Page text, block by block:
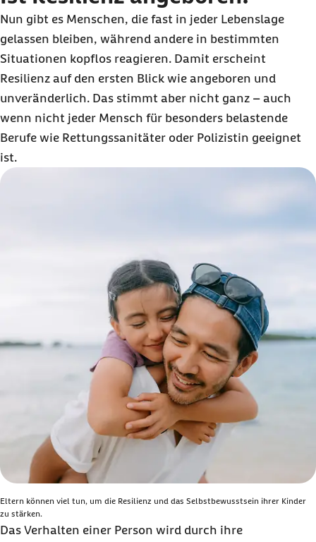
Nun gibt es Menschen, die fast in jeder Lebenslage
gelassen bleiben, während andere in bestimmten
Situationen kopflos reagieren. Damit erscheint
Resilienz auf den ersten Blick wie angeboren und
unveränderlich. Das stimmt aber nicht ganz – auch
wenn nicht jeder Mensch für besonders belastende
Berufe wie Rettungssanitäter oder Polizistin geeignet
ist.
Eltern können viel tun, um die Resilienz und das Selbstbewusstsein ihrer Kinder
zu stärken.
Das Verhalten einer Person wird durch ihre